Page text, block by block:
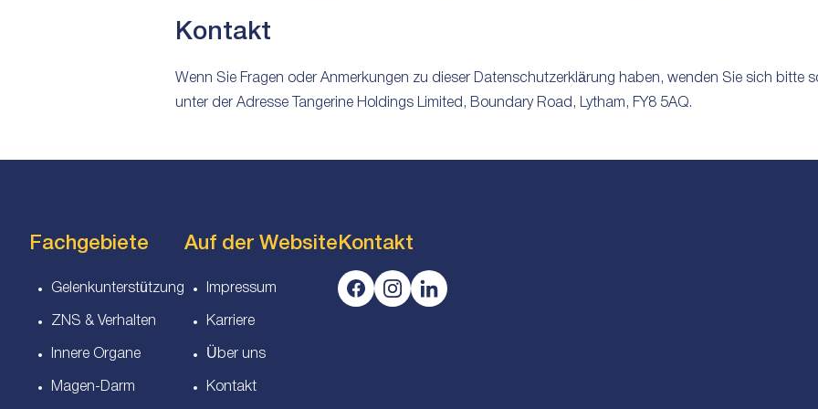
Kontakt
Wenn Sie Fragen oder Anmerkungen zu dieser Datenschutzerklärung haben, wenden Sie sich bitte
unter der Adresse Tangerine Holdings Limited, Boundary Road, Lytham, FY8 5AQ.
Fachgebiete
Gelenkunterstützung
ZNS & Verhalten
Innere Organe
Magen-Darm
Auf der Website
Impressum
Karriere
Über uns
Kontakt
Kontakt